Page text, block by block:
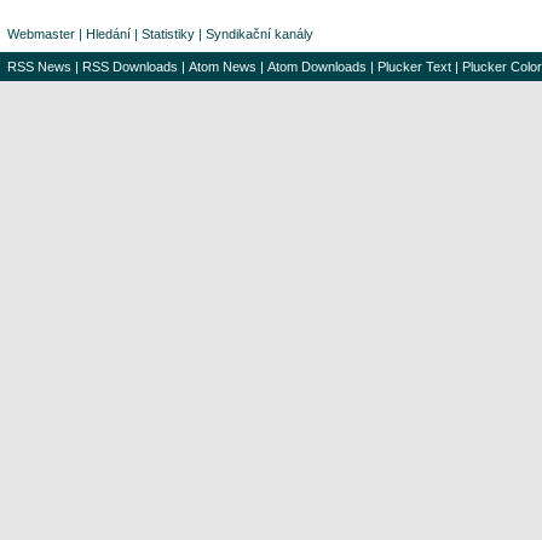
Webmaster | Hledání | Statistiky | Syndikační kanály
RSS News | RSS Downloads | Atom News | Atom Downloads | Plucker Text | Plucker Color